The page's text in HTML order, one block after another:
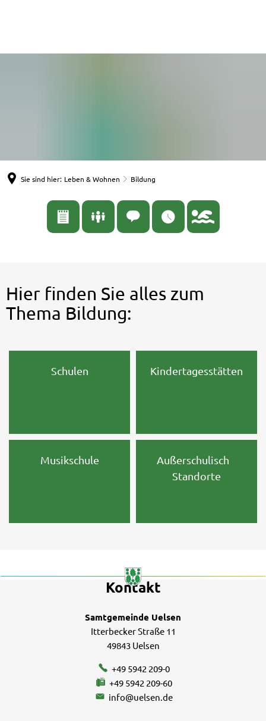
Sie sind hier: Leben & Wohnen Bildung
Hier finden Sie alles zum
Thema Bildung:
Schulen Kindertagesstätten
Musikschule
Außerschulisch
Standorte
Kontakt
Samtgemeinde Uelsen
Itterbecker Straße 11
49843 Uelsen
+49 5942 209-0
+49 5942 209-60
info@uelsen.de